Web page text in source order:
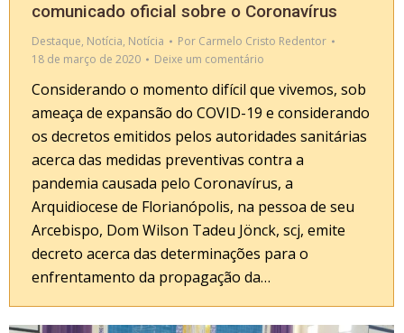
comunicado oficial sobre o Coronavírus
Destaque, Notícia, Notícia Por Carmelo Cristo Redentor
18 de março de 2020
Deixe um comentário
Considerando o momento difícil que vivemos, sob
ameaça de expansão do COVID-19 e considerando
os decretos emitidos pelos autoridades sanitárias
acerca das medidas preventivas contra a
pandemia causada pelo Coronavírus, a
Arquidiocese de Florianópolis, na pessoa de seu
Arcebispo, Dom Wilson Tadeu Jönck, scj, emite
decreto acerca das determinações para o
enfrentamento da propagação da…